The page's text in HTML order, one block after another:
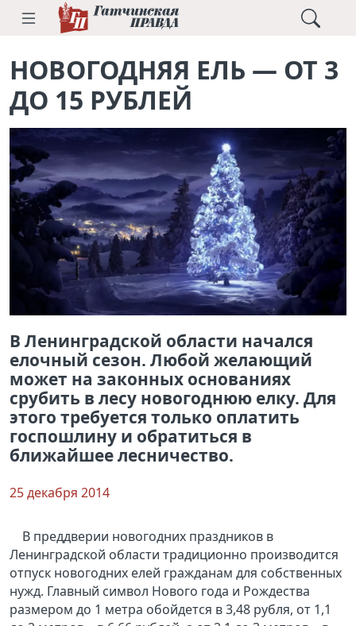
НОВОГОДНЯЯ ЕЛЬ — ОТ 3
ДО 15 РУБЛЕЙ
В Ленинградской области начался
елочный сезон. Любой желающий
может на законных основаниях
срубить в лесу новогоднюю елку. Для
этого требуется только оплатить
госпошлину и обратиться в
ближайшее лесничество.
25 декабря 2014
В преддверии новогодних праздников в
Ленинградской области традиционно производится
отпуск новогодних елей гражданам для собственных
нужд. Главный символ Нового года и Рождества
размером до 1 метра обойдется в 3,48 рубля, от 1,1